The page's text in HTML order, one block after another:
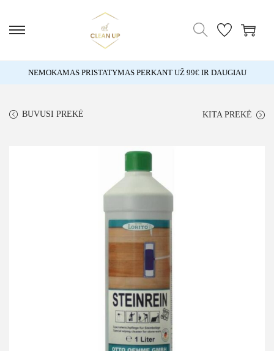
NEMOKAMAS PRISTATYMAS PERKANT UŽ 99€ IR DAUGIAU
BUVUSI PREKĖ KITA PREKĖ